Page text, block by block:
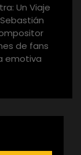
Un Viaje
de fans
emotiva